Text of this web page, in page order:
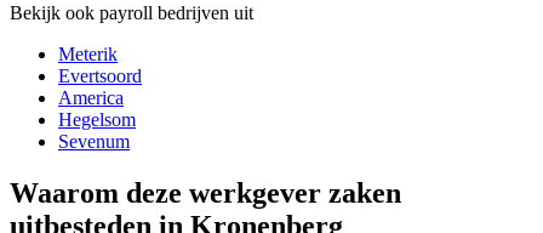
Bekijk ook payroll bedrijven uit
Meterik
Evertsoord
America
Hegelsom
Sevenum
Waarom deze werkgever zaken
uitbesteden in Kronenberg